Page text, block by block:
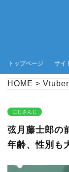
トップページ サイ
HOME > Vtuber
にじさんじ
弦月藤士郎の
年齢、性別も